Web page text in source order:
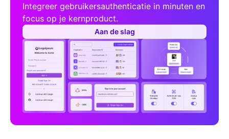
Integreer gebruikersauthenticatie in minuten en
focus op je kernproduct.
Aan de slag